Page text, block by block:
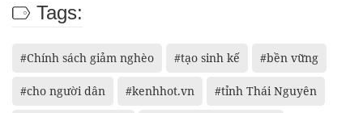
Tags:
#Chính sách giảm nghèo #tạo sinh kế #bền vững
#cho người dân #kenhhot.vn #tỉnh Thái Nguyên